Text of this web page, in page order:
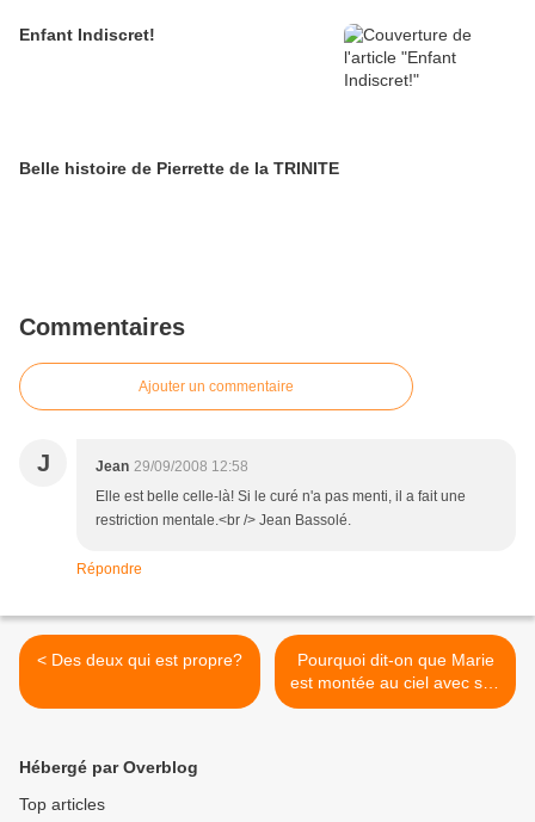
Enfant Indiscret!
Belle histoire de Pierrette de la TRINITE
Commentaires
Ajouter un commentaire
J Jean 29/09/2008 12:58
Elle est belle celle-là! Si le curé n'a pas menti, il a fait une
restriction mentale.<br /> Jean Bassolé.
Répondre
< Des deux qui est propre?
Pourquoi dit-on que Marie
est montée au ciel avec son
corps ? >
Hébergé par Overblog
Top articles